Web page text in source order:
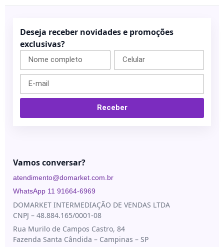
Deseja receber novidades e promoções
exclusivas?
Receber
Vamos conversar?
atendimento@domarket.com.br
WhatsApp 11 91664-6969
DOMARKET INTERMEDIAÇÃO DE VENDAS LTDA
CNPJ – 48.884.165/0001-08
Rua Murilo de Campos Castro, 84
Fazenda Santa Cândida – Campinas – SP